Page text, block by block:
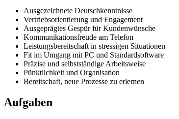
Ausgezeichnete Deutschkenntnisse
Vertriebsorientierung und Engagement
Ausgeprägtes Gespür für Kundenwünsche
Kommunikationsfreude am Telefon
Leistungsbereitschaft in stressigen Situationen
Fit im Umgang mit PC und Standardsoftware
Präzise und selbstständige Arbeitsweise
Pünktlichkeit und Organisation
Bereitschaft, neue Prozesse zu erlernen
Aufgaben